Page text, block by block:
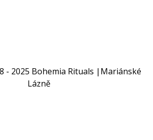
- 2025 Bohemia Rituals |Mariánské
Lázně